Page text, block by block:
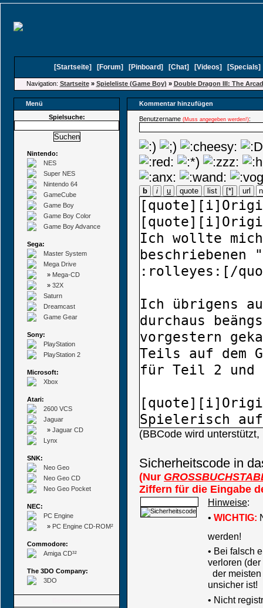
[Startseite] [Forum] [Pinboard] [Chat] [Videos] [Specials
Navigation: Startseite» Spieleliste (Game Boy) » Double Dragon III: The
Menü
Kommentar hinzufügen
Spielsuche:
Nintendo:
NES
Super NES
Nintendo 64
GameCube
Game Boy
Game Boy Color
Game Boy Advance
Sega:
Master System
Mega Drive
» Mega-CD
» 32X
Saturn
Dreamcast
Game Gear
Sony:
PlayStation
PlayStation 2
Microsoft:
Xbox
Atari:
2600 VCS
Jaguar
» Jaguar CD
Lynx
SNK:
Neo Geo
Neo Geo CD
Neo Geo Pocket
NEC:
PC Engine
» PC Engine CD-ROM²
Commodore:
Amiga CD³²
The 3DO Company:
3DO
Benutzername (Muss angegeben werden!):
b i u quote list [*] url
(BBCode wird
Sicherheitscode in
(Nur
Ziffern für die Eingabe
Hinweise:
• WICHTIG:
werden!
• Bei falsch
verloren
der
unsicher ist!
• Nicht